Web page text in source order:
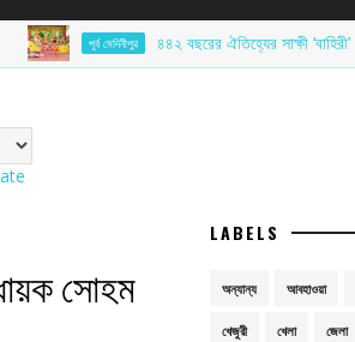
পূর্ব মেদিনীপুর ৪৪২ বছরের ঐতিহ্যের সাক্ষী ‘বাহিরী’
সোহম
LABELS
অন্যান্য আবহাওয়া
খেজুরী খেলা জেলা